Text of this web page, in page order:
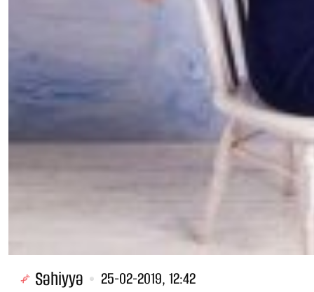
Səhiyyə 25-02-2019, 12:42